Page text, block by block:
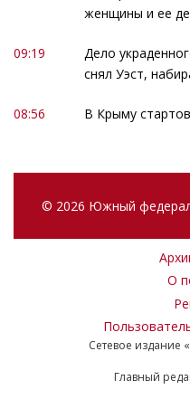
женщины и ее
09:19
Дело
снял Уэст,
08:56 В Крыму
© 2026 Южный
О
Сетевое
Главный